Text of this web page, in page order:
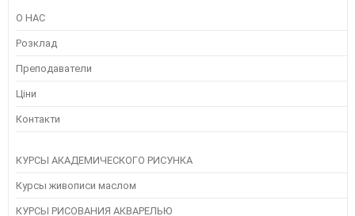
О НАС
Розклад
Преподаватели
Ціни
Контакти
КУРСЫ АКАДЕМИЧЕСКОГО РИСУНКА
Курсы живописи маслом
КУРСЫ РИСОВАНИЯ АКВАРЕЛЬЮ